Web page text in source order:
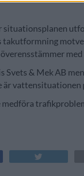
takutformning
med
& Mek AB
är